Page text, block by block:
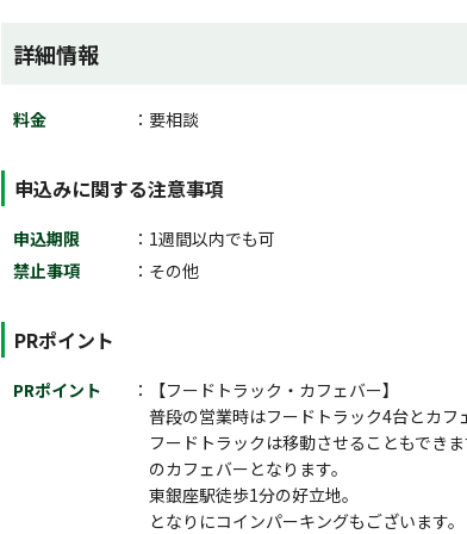
詳細情報
料金 要相談
申込みに関する注意事項
申込期限
1週間以内でも可
禁止事項
その他
PRポイント
PRポイント
【フードトラック・カフェバー】
普段の営業時はフードトラック4台とカフ
フードトラックは移動させることもでき
のカフェバーとなります。
東銀座駅徒歩1分の好立地。
となりにコインパーキングもございます。